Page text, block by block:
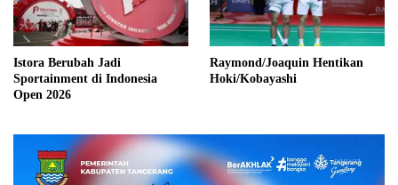
Istora Berubah Jadi
Sportainment di Indonesia
Open 2026
Raymond/Joaquin Hentikan
Hoki/Kobayashi